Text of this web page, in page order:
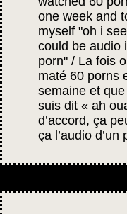
one week and
myself "oh i
could be audio
porn" / La fois
maté 60 porns
semaine et
suis dit « ah
d’accord, ça
ça l’audio d’un